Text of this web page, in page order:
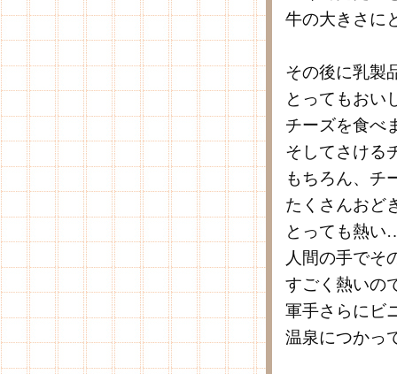
牛の大きさに
その後に乳製
とってもおい
チーズを食べ
そしてさける
もちろん、チ
たくさんおど
とっても熱い
人間の手でそ
すごく熱いの
軍手さらにビ
温泉につかっ